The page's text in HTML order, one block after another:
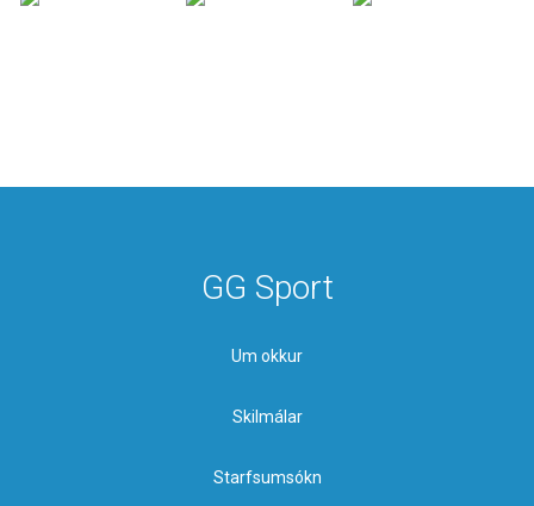
GG Sport
Um okkur
Skilmálar
Starfsumsókn